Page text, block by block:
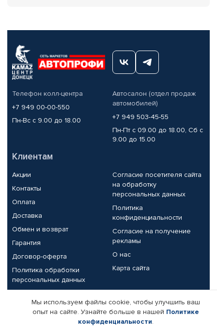
Телефон колл-центра
+7 949 00-00-550
Пн-Вс с 9.00 до 18.00
Автосалон (отдел продаж
автомобилей)
+7 949 503-45-55
Пн-Пт с 09.00 до 18.00, Сб с
9.00 до 15.00
Клиентам
Акции
Контакты
Оплата
Доставка
Обмен и возврат
Гарантия
Договор-оферта
Политика обработки
персональных данных
Согласие посетителя сайта
на обработку
персональных данных
Политика
конфиденциальности
Согласие на получение
рекламы
О нас
Карта сайта
Партнерам
Корпоративным клиентам
Реквизиты компании
Мы используем файлы cookie, чтобы улучшить ваш
опыт на сайте. Узнайте больше в нашей Политике
конфиденциальности.